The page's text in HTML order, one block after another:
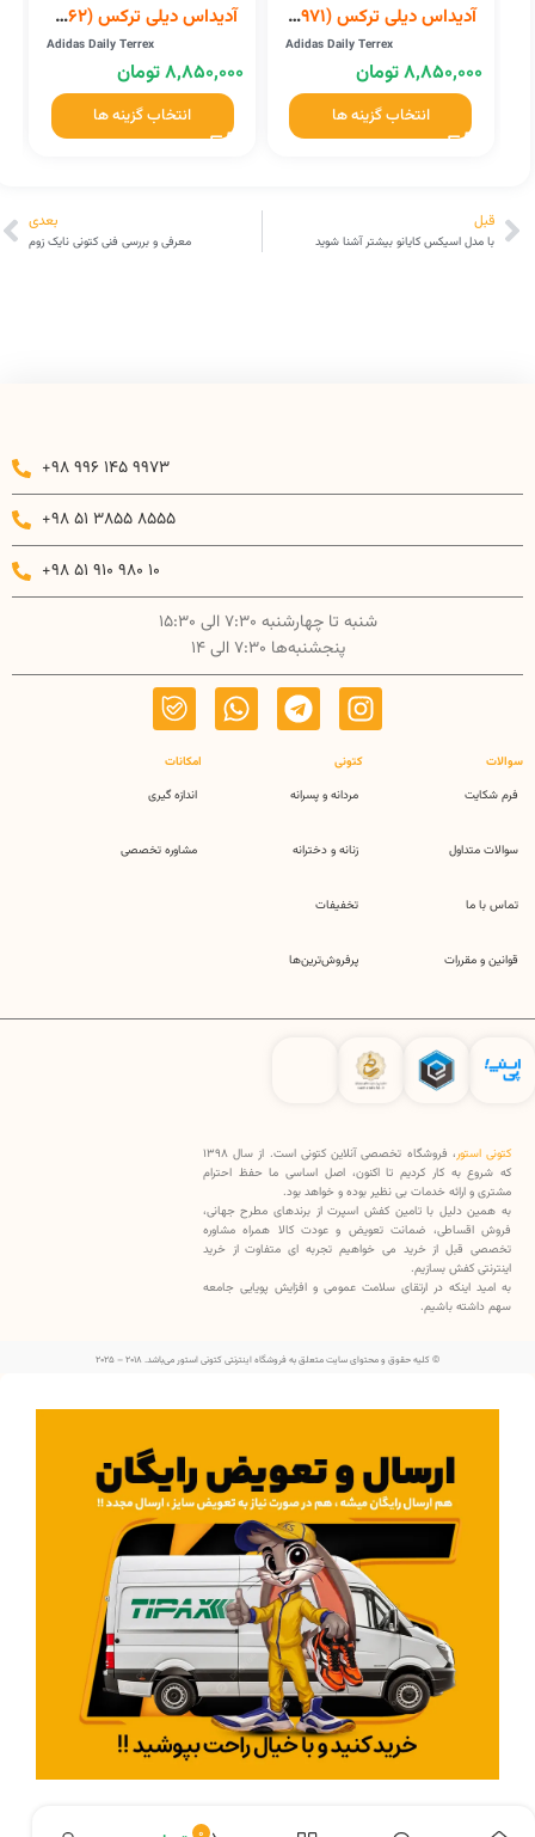
آدیداس دیلی ترکس (D68971)
Adidas Daily Terrex
۸,۸۵۰,۰۰۰تومان
انتخاب گزینه ها
آدیداس دیلی ترکس (D68962)
Adidas Daily Terrex
۸,۸۵۰,۰۰۰تومان
انتخاب گزینه ها
قبل
با مدل اسیکس کایانو بیشتر آشنا شوید
بعدی
معرفی و بررسی فنی کتونی نایک زوم
+98 996 145 9973
+98 51 3855 8555
+98 51 910 980 10
شنبه تا چهارشنبه 7:30 الی 15:30
پنجشنبه‌ها 7:30 الی 14
سوالات
فرم شکایت
سوالات متداول
تماس با ما
قوانین و مقررات
کتونی
مردانه و پسرانه
زنانه و دخترانه
تخفیفات
پرفروش‌ترین‌ها
امکانات
اندازه گیری
مشاوره تخصصی
کتونی استور
، فروشگاه تخصصی آنلاین کتونی است. از سال 1398
که شروع به کار کردیم تا اکنون، اصل اساسی ما حفظ احترام
مشتری و ارائه خدمات بی نظیر بوده و خواهد بود.
به همین دلیل با تامین کفش اسپرت از برندهای مطرح جهانی،
فروش اقساطی، ضمانت تعویض و عودت کالا همراه مشاوره
تخصصی قبل از خرید می خواهیم تجربه ای متفاوت از خرید
اینترنتی کفش بسازیم.
به امید اینکه در ارتقای سلامت عمومی و افزایش پویایی جامعه
سهم داشته باشیم.
© کلیه حقوق و محتوای سایت متعلق به فروشگاه اینترنتی کتونی استور می‌باشد. 2018 – 2025